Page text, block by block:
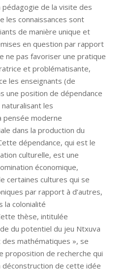
de la visite des
les connaissances sont
de manière unique et
en question par rapport
ne pas favoriser une pratique
et problématisante,
les enseignants (de
une position de dépendance
les
pensée moderne
dans la production du
dépendance, qui est le
culturelle, est une
économique,
certaines cultures qui se
par rapport à d’autres,
la colonialité
thèse, intitulée
du potentiel du jeu Ntxuva
des mathématiques », se
proposition de recherche qui
déconstruction de cette idée